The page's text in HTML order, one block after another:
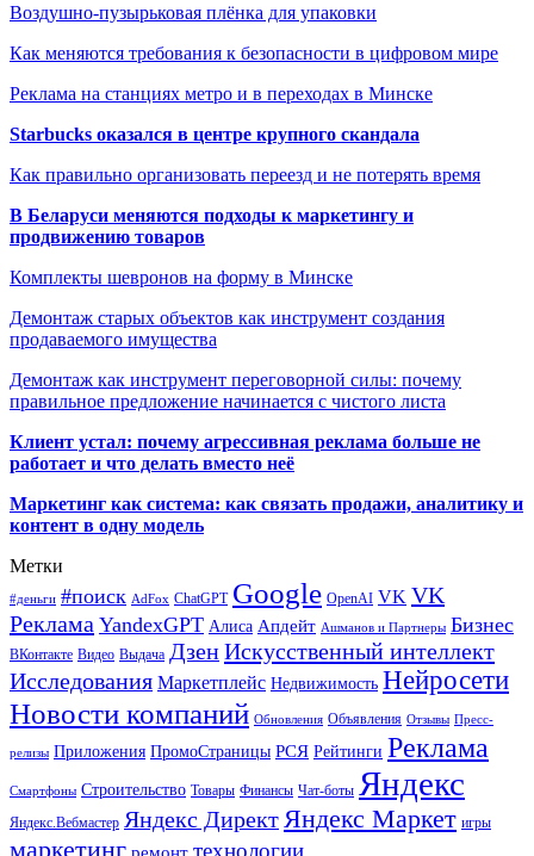
Воздушно-пузырьковая плёнка для упаковки
Как меняются требования к безопасности в цифровом мире
Реклама на станциях метро и в переходах в Минске
Starbucks оказался в центре крупного скандала
Как правильно организовать переезд и не потерять время
В Беларуси меняются подходы к маркетингу и
продвижению товаров
Комплекты шевронов на форму в Минске
Демонтаж старых объектов как инструмент создания
продаваемого имущества
Демонтаж как инструмент переговорной силы: почему
правильное предложение начинается с чистого листа
Клиент устал: почему агрессивная реклама больше не
работает и что делать вместо неё
Маркетинг как система: как связать продажи, аналитику и
контент в одну модель
Метки
#деньги #поиск AdFox ChatGPT Google OpenAI VK VK
Реклама YandexGPT Алиса Апдейт Ашманов и Партнеры Бизнес
ВКонтакте Видео Выдача ДзенИскусственный интеллект
Исследования Маркетплейс Недвижимость Нейросети
Новости компаний Обновления Объявления Отзывы Пресс-
релизы Приложения ПромоСтраницы РСЯ Рейтинги Реклама
Смартфоны Строительство Товары Финансы Чат-боты Яндекс
Яндекс.Вебмастер Яндекс Директ Яндекс Маркет игры
маркетинг ремонт технологии